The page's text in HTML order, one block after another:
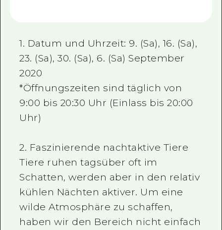
1. Datum und Uhrzeit: 9. (Sa), 16. (Sa),
23. (Sa), 30. (Sa), 6. (Sa) September
2020
*Öffnungszeiten sind täglich von
9:00 bis 20:30 Uhr (Einlass bis 20:00
Uhr)
2. Faszinierende nachtaktive Tiere
Tiere ruhen tagsüber oft im
Schatten, werden aber in den relativ
kühlen Nächten aktiver. Um eine
wilde Atmosphäre zu schaffen,
haben wir den Bereich nicht einfach